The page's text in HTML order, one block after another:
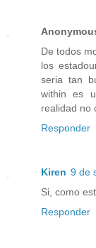
De todos
los
seria tan
within es
realidad no
Responder
Kiren 9 de
Si, como
Responder